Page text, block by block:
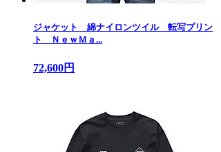
ジャケット 綿ナイロンツイル 転写プリン
ト ＮｅｗＭａ...
72,600円